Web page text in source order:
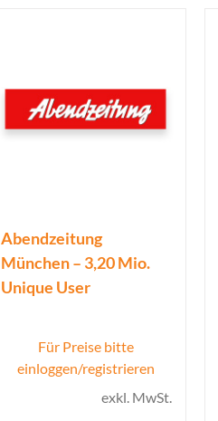
Abendzeitung
München – 3,20 Mio.
Unique User
Für Preise bitte
einloggen/registrieren
exkl. MwSt.